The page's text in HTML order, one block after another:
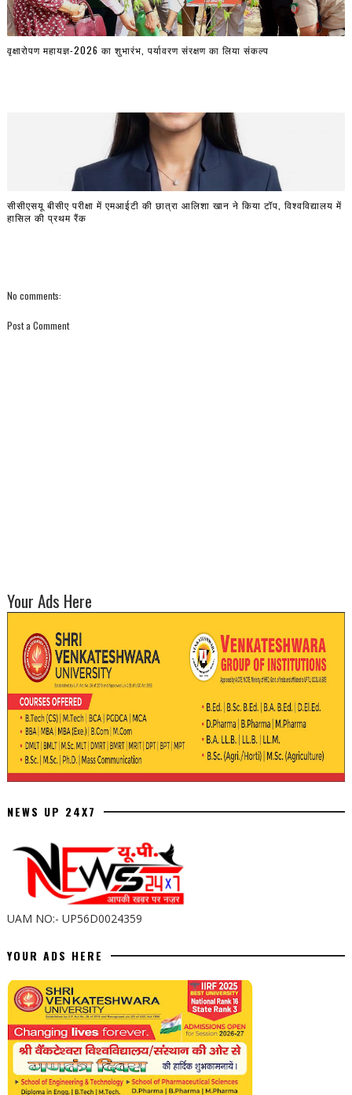
वृक्षारोपण महायज्ञ-2026 का शुभारंभ, पर्यावरण संरक्षण का लिया संकल्प
सीसीएसयू बीसीए परीक्षा में एमआईटी की छात्रा आलिशा खान ने किया टॉप, विश्वविद्यालय में
हासिल की प्रथम रैंक
No comments:
Post a Comment
Your Ads Here
NEWS UP 24X7
UAM NO:- UP56D0024359
YOUR ADS HERE